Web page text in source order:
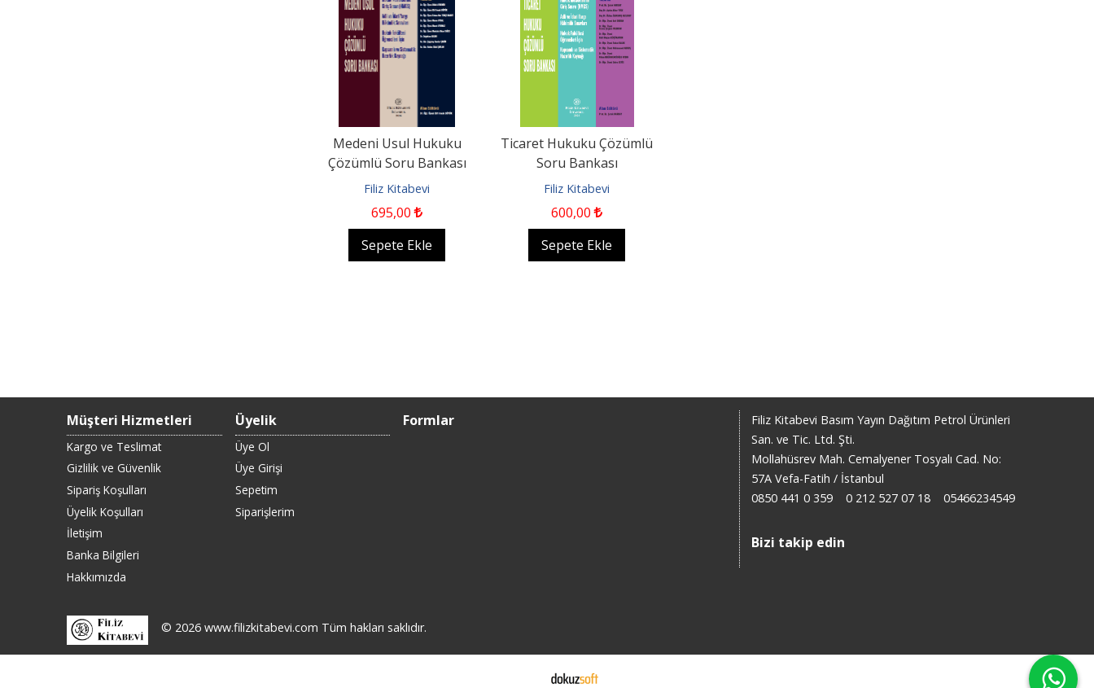
Medeni Usul Hukuku
Çözümlü Soru Bankası
Filiz Kitabevi
695,00
Sepete Ekle
Ticaret Hukuku Çözümlü
Soru Bankası
Filiz Kitabevi
600,00
Sepete Ekle
Müşteri Hizmetleri
Kargo ve Teslimat
Gizlilik ve Güvenlik
Sipariş Koşulları
Üyelik Koşulları
İletişim
Banka Bilgileri
Hakkımızda
Üyelik
Üye Ol
Üye Girişi
Sepetim
Siparişlerim
Formlar
Filiz Kitabevi Basım Yayın Dağıtım Petrol Ürünleri
San. ve Tic. Ltd. Şti.
Mollahüsrev Mah. Cemalyener Tosyalı Cad. No:
57A Vefa-Fatih / İstanbul
0850 441 0 359
0 212 527 07 18 05466234549
Bizi takip edin
© 2026 www.filizkitabevi.com Tüm hakları saklıdır.